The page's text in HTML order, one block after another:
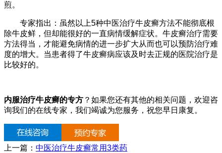
煎。
专家指出：虽然以上5种中医治疗牛皮癣方法不能彻底根
除牛皮鲜，但却能很好的一直病情缓解症状。牛皮癣治疗需要
方法得当，才能避免病情的进一步扩大从而也可以预防治疗难
度的增大。当患者得了牛皮癣病应该及时去正规的医院治疗是
比较好的。
内服治疗牛皮癣的专方 ？如果您还有其他的相关问题，欢迎咨
询我们的在线专家，我们竭诚为您服务，祝您早日康复。
上一篇： 中医治疗牛皮癣常用3类药